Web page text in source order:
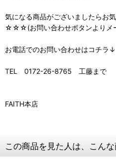
気になる商品がございましたらお
☆☆☆(お問い合わせボタンよりメ
お電話でのお問い合わせはコチラ↓
TEL 0172-26-8765 工藤まで
FAITH本店
この商品を見た人は、こん